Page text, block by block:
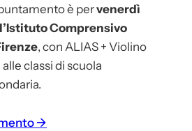
è pervenerdì
Comprensivo
, con ALIAS + Violino
classi di scuola
→